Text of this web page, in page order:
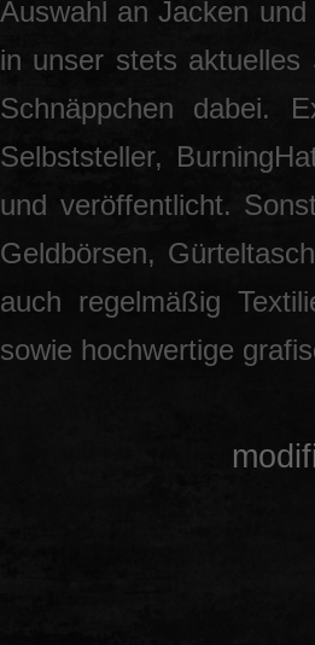
Auswahl an Jacken
in unser stets
Schnäppchen dabei.
Selbststeller,
und veröffentlicht.
Geldbörsen,
auch regelmäßig
sowie hochwertige
mod